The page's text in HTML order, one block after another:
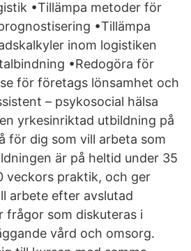
•Tillämpa metoder för
•Tillämpa
inom logistiken
•Redogöra för
för företags lönsamhet och
– psykosocial hälsa
yrkesinriktad utbildning på
för dig som vill arbeta som
är på heltid under 35
veckors praktik, och ger
arbete efter avslutad
frågor som diskuteras i
vård och omsorg.